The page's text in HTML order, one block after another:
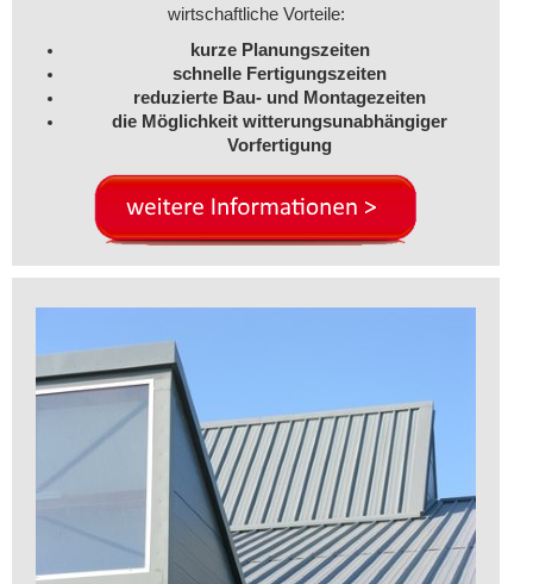
wirtschaftliche Vorteile:
kurze Planungszeiten
schnelle Fertigungszeiten
reduzierte Bau- und Montagezeiten
die Möglichkeit witterungsunabhängiger
Vorfertigung